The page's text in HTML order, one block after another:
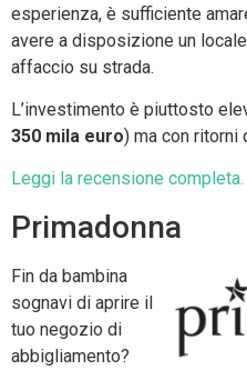
esperienza, è sufficiente
avere a disposizione un
affaccio su strada.
L’investimento è piuttosto
350 mila euro) ma con ritorni
Leggi la recensione completa.
Primadonna
Fin da bambina
sognavi di aprire il
tuo negozio di
abbigliamento?